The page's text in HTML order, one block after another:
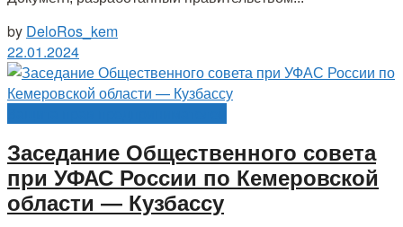
by DeloRos_kem
22.01.2024
Заседание Общественного совета
при УФАС России по Кемеровской
области — Кузбассу